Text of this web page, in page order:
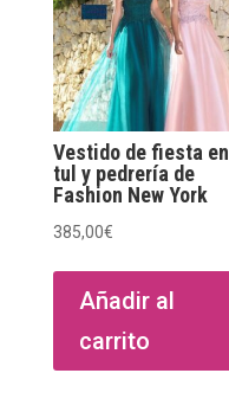
Vestido de fiesta en
tul y pedrería de
Fashion New York
385,00€
Añadir al
carrito